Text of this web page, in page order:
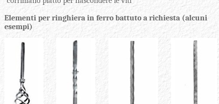
Elementi per ringhiera in ferro battuto a richiesta (alcuni
esempi)